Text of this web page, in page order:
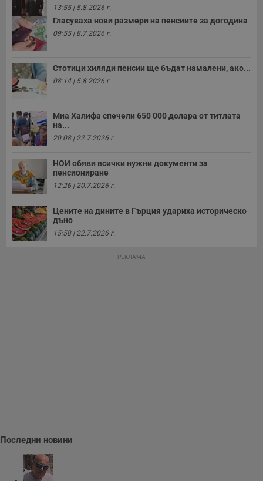
13:55 | 5.8.2026 г.
Гласуваха нови размери на пенсиите за догодина
09:55 | 8.7.2026 г.
Стотици хиляди пенсии ще бъдат намалени, ако...
08:14 | 5.8.2026 г.
Миа Халифа спечели 650 000 долара от титлата
на...
20:08 | 22.7.2026 г.
НОИ обяви всички нужни документи за
пенсиониране
12:26 | 20.7.2026 г.
Цените на дините в Гърция удариха историческо
дъно
15:58 | 22.7.2026 г.
РЕКЛАМА
Последни новини